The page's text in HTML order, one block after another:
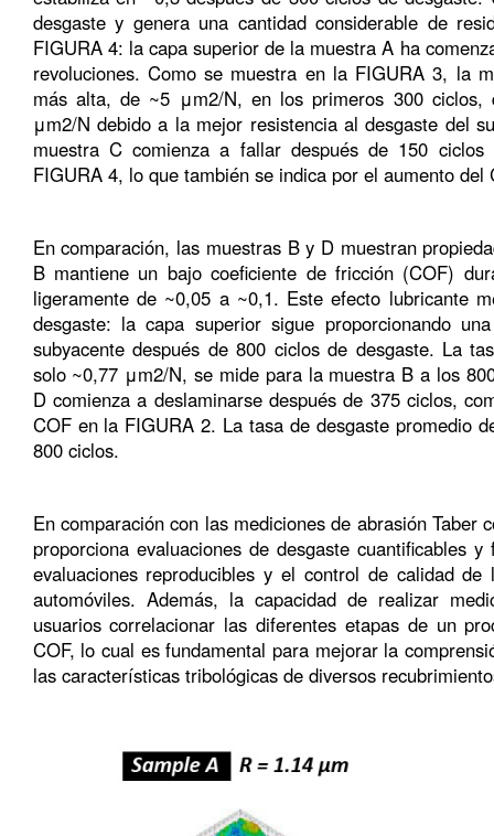
desgaste y genera una cantidad considerable de
FIGURA 4: la capa superior de la muestra A ha
revoluciones. Como se muestra en la FIGURA 3, la
más alta, de ~5 μm2/N, en los primeros 300 ciclos,
μm2/N debido a la mejor resistencia al desgaste del
muestra C comienza a fallar después de 150
FIGURA 4, lo que también se indica por el aumento del
En comparación, las muestras B y D muestran
B mantiene un bajo coeficiente de fricción (COF)
ligeramente de ~0,05 a ~0,1. Este efecto lubricante
desgaste: la capa superior sigue proporcionando
subyacente después de 800 ciclos de desgaste. La
solo ~0,77 μm2/N, se mide para la muestra B a los
D comienza a deslaminarse después de 375 ciclos,
COF en la FIGURA 2. La tasa de desgaste promedio
800 ciclos.
En comparación con las mediciones de abrasión Taber
proporciona evaluaciones de desgaste cuantificables
evaluaciones reproducibles y el control de calidad
automóviles. Además, la capacidad de realizar
usuarios correlacionar las diferentes etapas de un
COF, lo cual es fundamental para mejorar la
las características tribológicas de diversos